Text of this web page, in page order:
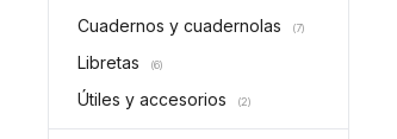
Cuadernos y cuadernolas (7)
Libretas (6)
Útiles y accesorios (2)